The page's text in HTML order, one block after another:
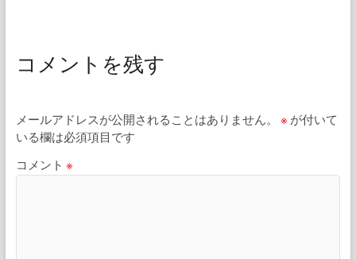
コメントを残す
メールアドレスが公開されることはありません。 ※ が付いて
いる欄は必須項目です
コメント ※